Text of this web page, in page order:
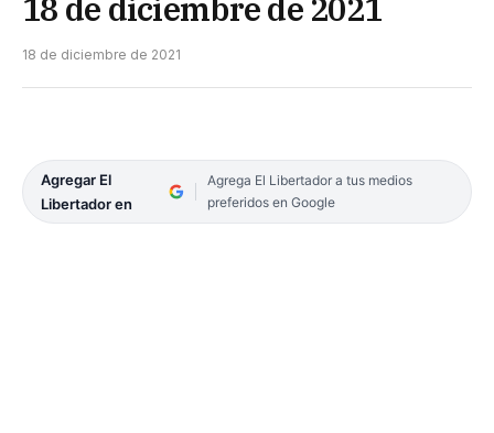
18 de diciembre de 2021
Agregar El
Libertador en
Agrega El Libertador a tus medios
preferidos en Google